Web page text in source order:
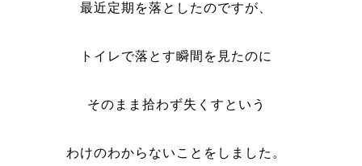
最近定期を落としたのですが、
トイレで落とす瞬間を見たのに
そのまま拾わず失くすという
わけのわからないことをしました。